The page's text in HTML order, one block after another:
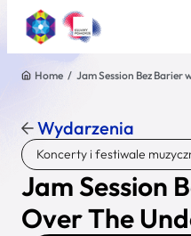
Znajdź atrakcję
Nazwa atrakcji
Miasto
Home / Jam Session Bez Barier
Wydarzenia
Koncerty i festiwale
Jam Session
Over The